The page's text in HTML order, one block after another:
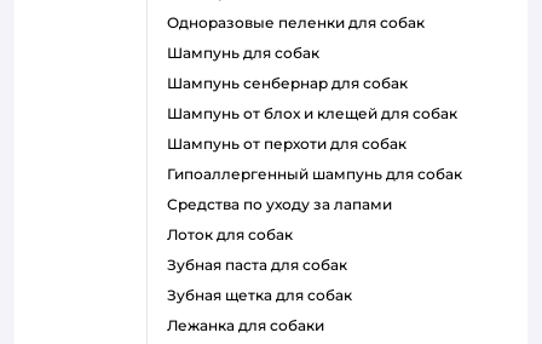
одноразовые пеленки для собак
шампунь для собак
шампунь сенбернар для собак
шампунь от блох и клещей для собак
шампунь от перхоти для собак
гипоаллергенный шампунь для собак
средства по уходу за лапами
лоток для собак
зубная паста для собак
зубная щетка для собак
лежанка для собаки